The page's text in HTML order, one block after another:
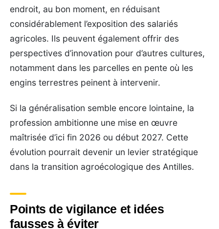
endroit, au bon moment, en réduisant
considérablement l’exposition des salariés
agricoles. Ils peuvent également offrir des
perspectives d’innovation pour d’autres cultures,
notamment dans les parcelles en pente où les
engins terrestres peinent à intervenir.
Si la généralisation semble encore lointaine, la
profession ambitionne une mise en œuvre
maîtrisée d’ici fin 2026 ou début 2027. Cette
évolution pourrait devenir un levier stratégique
dans la transition agroécologique des Antilles.
Points de vigilance et idées
fausses à éviter